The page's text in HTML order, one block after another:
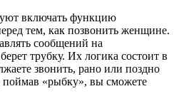
включать функцию
тем, как позвонить женщине.
сообщений на
трубку. Их логика состоит в
звонить, рано или поздно
поймав «рыбку», вы сможете